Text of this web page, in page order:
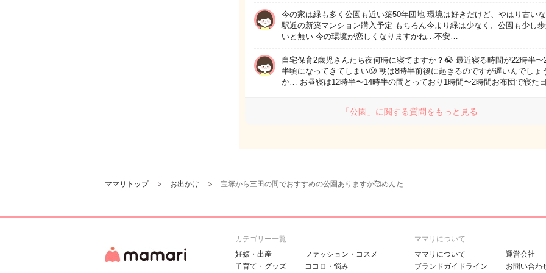
今の家は緑も多く公園も近い築50年団地 環境は好きだけど、やはり古いな
駅近の新築マンション購入予定 もちろん今より緑は少なく、公園も少し
いと無い 今の環境が恋しくなりますかね…不安…
自宅保育2歳児さんたち夜何時に寝てますか？😭 最近寝る時間が22時半〜
半頃になってきてしまい🥲 朝は8時半前後に起きるのですが遅いんでしょ
か… お昼寝は12時半〜14時半の間とっており1時間〜2時間お布団で寝た
「公園」に関する質問をもっと見る
ママリトップ お出かけ 宝塚から三田の間でおすすめの公園ありますか🥰めんた…
カテゴリー一覧
妊娠・出産
子育て・グッズ
ファッション・コスメ
ココロ・悩み
ママリについて
ママリについて
ブランドガイドライン
運営会社
お問い合わ